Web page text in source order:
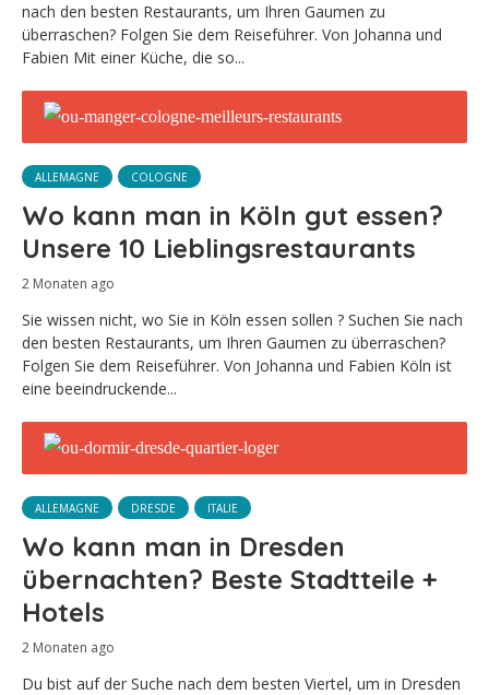
nach den besten Restaurants, um Ihren Gaumen zu
überraschen? Folgen Sie dem Reiseführer. Von Johanna und
Fabien Mit einer Küche, die so...
ALLEMAGNE COLOGNE
Wo kann man in Köln gut essen?
Unsere 10 Lieblingsrestaurants
2 Monaten ago
Sie wissen nicht, wo Sie in Köln essen sollen ? Suchen Sie nach
den besten Restaurants, um Ihren Gaumen zu überraschen?
Folgen Sie dem Reiseführer. Von Johanna und Fabien Köln ist
eine beeindruckende...
ALLEMAGNE DRESDE ITALIE
Wo kann man in Dresden
übernachten? Beste Stadtteile +
Hotels
2 Monaten ago
Du bist auf der Suche nach dem besten Viertel, um in Dresden